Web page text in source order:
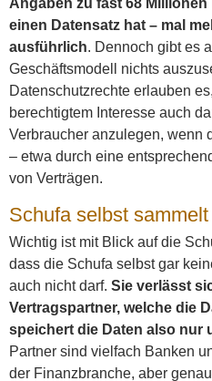
Angaben zu fast 68
einen Datensatz hat – mal
ausführlich. Dennoch gibt es
Geschäftsmodell nichts
Datenschutzrechte erlauben
berechtigtem Interesse auch
Verbraucher anzulegen, wenn
– etwa durch eine
von Verträgen.
Schufa selbst
Wichtig ist mit Blick auf die
dass die Schufa selbst gar
auch nicht darf. Sie verlässt
Vertragspartner, welche die
speichert die Daten also nur
Partner sind vielfach Banken
der Finanzbranche, aber